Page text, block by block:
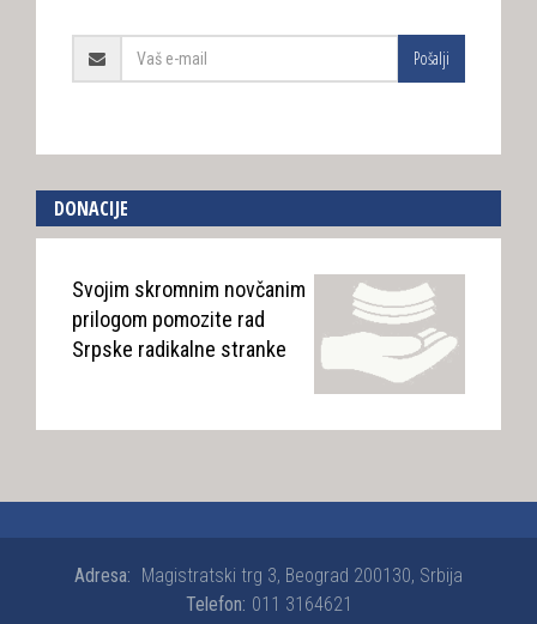
Pošalji
DONACIJE
Svojim skromnim novčanim
prilogom pomozite rad
Srpske radikalne stranke
Adresa: Magistratski trg 3, Beograd 200130, Srbija
Telefon: 011 3164621